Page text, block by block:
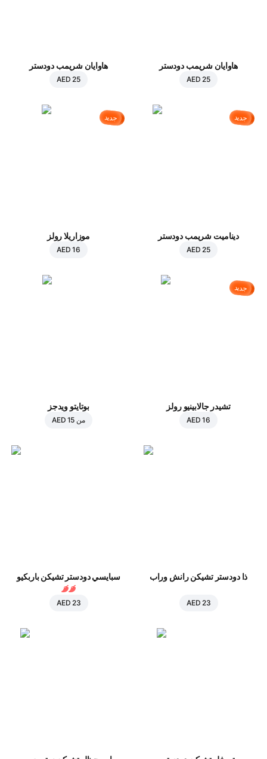
هاوايان شريمب دودستر
AED 25
هاوايان شريمب دودستر
AED 25
جديد
ديناميت شريمب دودستر
AED 25
جديد
موزاريلا رولز
AED 16
جديد
تشيدر جالابينيو رولز
AED 16
بوتايتو ويدجز
من AED 15
ذا دودستر تشيكن رانش وراب
AED 23
سبايسي دودستر تشيكن باربكيو
AED 23